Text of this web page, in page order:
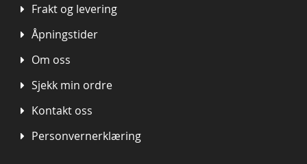
Frakt og levering
Åpningstider
Om oss
Sjekk min ordre
Kontakt oss
Personvernerklæring